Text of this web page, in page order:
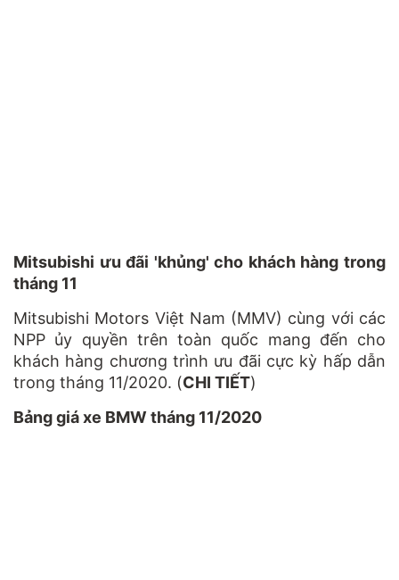
Mitsubishi ưu đãi 'khủng' cho khách hàng trong
tháng 11
Mitsubishi Motors Việt Nam (MMV) cùng với các
NPP ủy quyền trên toàn quốc mang đến cho
khách hàng chương trình ưu đãi cực kỳ hấp dẫn
trong tháng 11/2020. (CHI TIẾT)
Bảng giá xe BMW tháng 11/2020